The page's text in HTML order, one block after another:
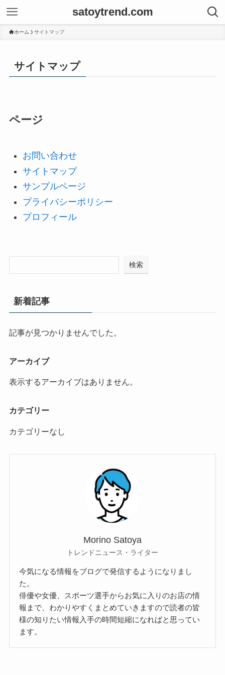
satoytrend.com
ホーム サイトマップ
サイトマップ
ページ
お問い合わせ
サイトマップ
サンプルページ
プライバシーポリシー
プロフィール
検索
新着記事
記事が見つかりませんでした。
アーカイブ
表示するアーカイブはありません。
カテゴリー
カテゴリーなし
Morino Satoya
トレンドニュース・ライター
今気になる情報をブログで発信するようになりまし
た。
俳優や女優、スポーツ選手からお気に入りのお店の情
報まで、わかりやすくまとめていきますので読者の皆
様の知りたい情報入手の時間短縮になればと思ってい
ます。